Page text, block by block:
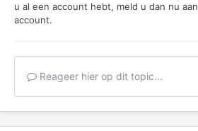
u al een account hebt, meld u dan nu aan
account.
Reageer hier op dit topic...